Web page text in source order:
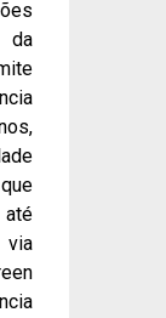
via